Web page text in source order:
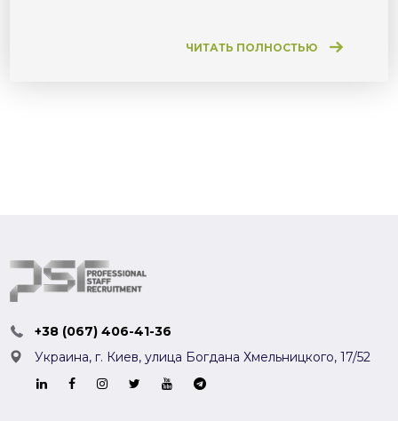
ЧИТАТЬ ПОЛНОСТЬЮ
+38 (067) 406-41-36
Украина, г. Киев,улица Богдана Хмельницкого, 17/52